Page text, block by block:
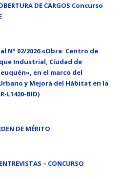
DE CARGOS Concurso
N° 02/2026 «Obra: Centro de
Industrial, Ciudad de
en el marco del
y Mejora del Hábitat en la
L1420-BID)
DE MÉRITO
– CONCURSO